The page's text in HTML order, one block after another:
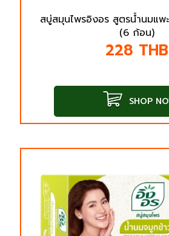
สบู่สมุนไพรอิงอร สูตรน้ำนมแพ
(6 ก้อน)
228 THB
SHOP